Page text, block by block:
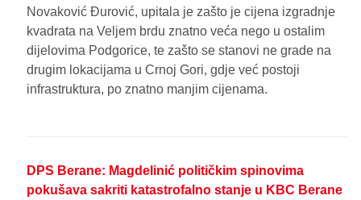
Novaković Đurović, upitala je zašto je cijena izgradnje
kvadrata na Veljem brdu znatno veća nego u ostalim
dijelovima Podgorice, te zašto se stanovi ne grade na
drugim lokacijama u Crnoj Gori, gdje već postoji
infrastruktura, po znatno manjim cijenama.
DPS Berane: Magdelinić političkim spinovima
pokušava sakriti katastrofalno stanje u KBC Berane